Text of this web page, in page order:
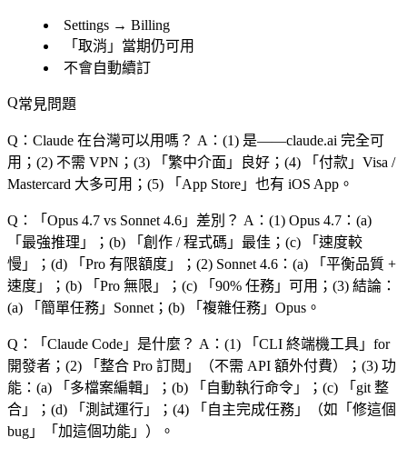
Settings → Billing
「 取消 」當期仍可用
不會自動續訂
常見問題
Q：Claude 在台灣可以用嗎？ A：(1) 是——claude.ai 完全可
用；(2) 不需 VPN；(3) 「 繁中介面 」良好；(4) 「 付款 」Visa /
Mastercard 大多可用；(5) 「 App Store 」也有 iOS App。
Q：「 Opus 4.7 vs Sonnet 4.6 」差別？ A：(1) Opus 4.7：(a)
「 最強推理 」；(b) 「 創作 / 程式碼 」最佳；(c) 「 速度較
慢 」；(d) 「 Pro 有限額度 」；(2) Sonnet 4.6：(a) 「 平衡品質 +
速度 」；(b) 「 Pro 無限 」；(c) 「 90% 任務 」可用；(3) 結論：
(a) 「 簡單任務 」Sonnet；(b) 「 複雜任務 」Opus。
Q：「 Claude Code 」是什麼？ A：(1) 「 CLI 終端機工具 」for
開發者；(2) 「 整合 Pro 訂閱 」（不需 API 額外付費）；(3) 功
能：(a) 「 多檔案編輯 」；(b) 「 自動執行命令 」；(c) 「 git 整
合 」；(d) 「 測試運行 」；(4) 「 自主完成任務 」（如「 修這個
bug 」「 加這個功能 」）。